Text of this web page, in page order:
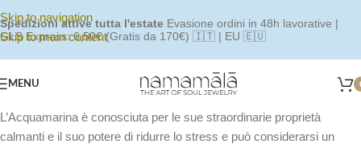
Skip to navigation
Skip to main content
Spedizioni attive tutta l'estate Evasione ordini in 48h lavorative |
GLS Express: 6,50€ (Gratis da 170€) 🇮🇹 | EU 🇪🇺
MENU
L’Acquamarina è conosciuta per le sue straordinarie proprietà
calmanti e il suo potere di ridurre lo stress e può considerarsi un